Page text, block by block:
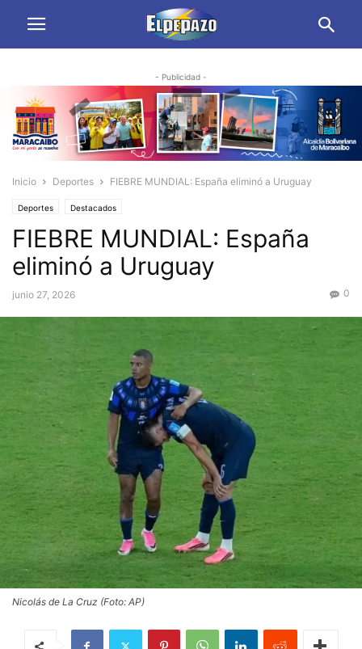
- Publicidad -
Inicio Deportes FIEBRE MUNDIAL: España eliminó a Uruguay
Deportes Destacados
FIEBRE MUNDIAL: España
eliminó a Uruguay
junio 27, 2026 0
Nicolás de La Cruz (Foto: AP)